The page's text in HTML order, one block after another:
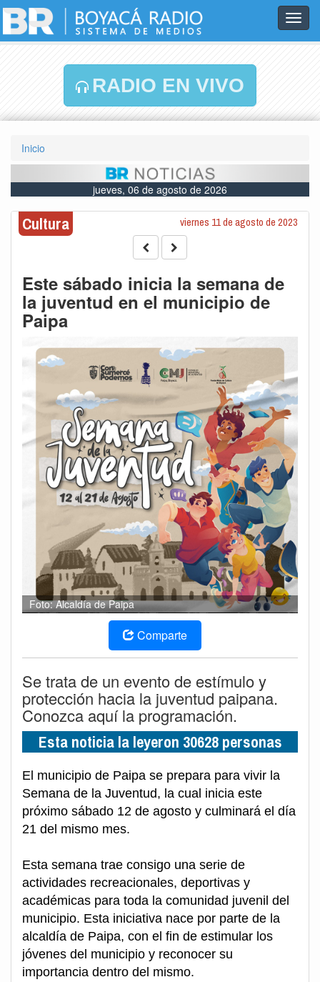
RADIO EN VIVO
Inicio
jueves, 06 de agosto de 2026
Cultura viernes 11 de agosto de 2023
Este sábado inicia la semana de
la juventud en el municipio de
Paipa
Foto: Alcaldía de Paipa
Comparte
Se trata de un evento de estímulo y
protección hacia la juventud paipana.
Conozca aquí la programación.
Esta noticia la leyeron 30628 personas
El municipio de Paipa se prepara para vivir la
Semana de la Juventud, la cual inicia este
próximo sábado 12 de agosto y culminará el día
21 del mismo mes.
Esta semana trae consigo una serie de
actividades recreacionales, deportivas y
académicas para toda la comunidad juvenil del
municipio. Esta iniciativa nace por parte de la
alcaldía de Paipa, con el fin de estimular los
jóvenes del municipio y reconocer su
importancia dentro del mismo.